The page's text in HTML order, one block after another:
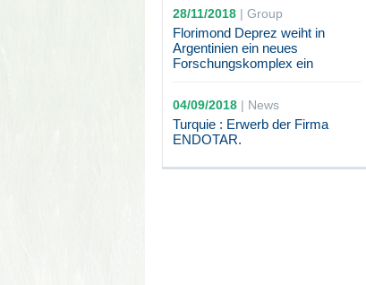
28/11/2018| Group
Florimond Deprez weiht in
Argentinien ein neues
Forschungskomplex ein
04/09/2018| News
Turquie : Erwerb der Firma
ENDOTAR.